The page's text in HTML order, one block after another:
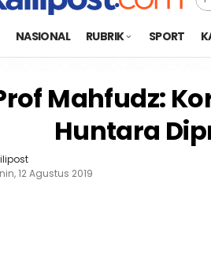
NASIONAL RUBRIK SPORT
Mahfudz:
Huntara
12 Agustus 2019